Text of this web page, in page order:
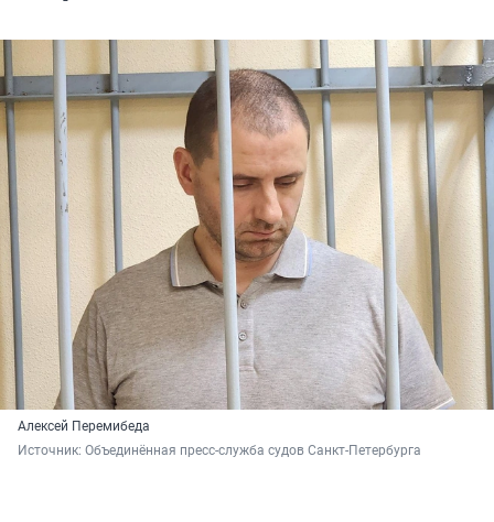
Алексей Перемибеда
Источник: Объединённая пресс-служба судов Санкт-Петербурга